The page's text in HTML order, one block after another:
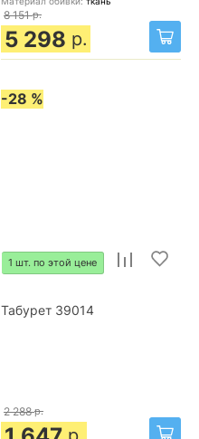
8 151 р.
5 298 р.
-28 %
1 шт. по этой цене
Табурет 39014
2 288 р.